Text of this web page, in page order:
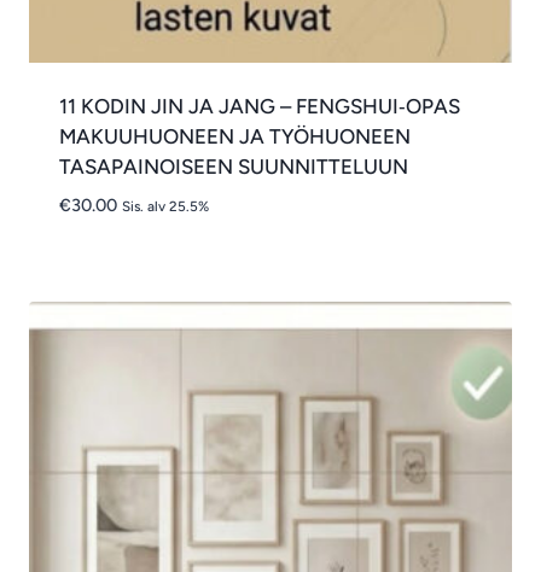
11 KODIN JIN JA JANG – FENGSHUI‑OPAS
MAKUUHUONEEN JA TYÖHUONEEN
TASAPAINOISEEN SUUNNITTELUUN
€30.00 Sis. alv 25.5%